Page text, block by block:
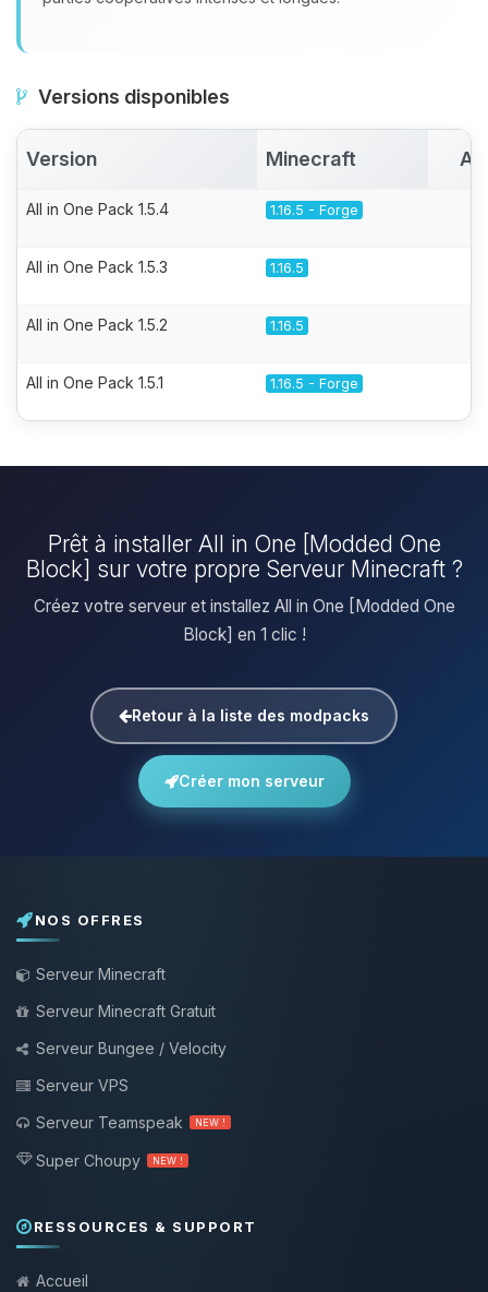
Versions disponibles
Version Minecraft
All in One Pack 1.5.4 1.16.5 - Forge
All in One Pack 1.5.3 1.16.5
All in One Pack 1.5.2 1.16.5
All in One Pack 1.5.1 1.16.5 - Forge
Prêt à installer All in One [Modded One
Block] sur votre propre Serveur Minecraft ?
Créez votre serveur et installez All in One [Modded One
Block] en 1 clic !
Retour à la liste des modpacks
Créer mon serveur
NOS OFFRES
Serveur Minecraft
Serveur Minecraft Gratuit
Serveur Bungee / Velocity
Serveur VPS
Serveur Teamspeak
NEW !
Super Choupy NEW !
RESSOURCES & SUPPORT
Accueil